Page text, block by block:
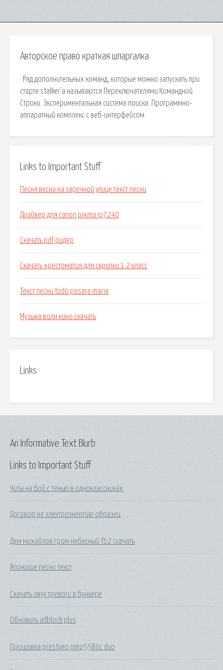
Авторское право краткая шпаргалка
· Ряд дополнительных команд, которые можно запускать при
старте stalker'а называются Переключателями Командной
Строки. Экспериментальная система поиска. Программно-
аппаратный комплекс с веб-интерфейсом.
Links to Important Stuff
Песня весна на заречной улице текст песни
Драйвер для canon pixma ip7240
Скачать pdf ридер
Скачать хрестоматия для скрипки 1 2 класс
Текст песни todo pasara maria
Музыка волн кино скачать
Links
Links to Important Stuff
Читы на бой с тенью в одноклассниках
Договор на электроэнергию образец
Дем михайлов гром небесный fb2 скачать
Японские песни текст
Скачать звук тревоги в бункере
Обновить adblock plus
Прошивка prestigio pmp5580c duo
An Informative Text Blurb